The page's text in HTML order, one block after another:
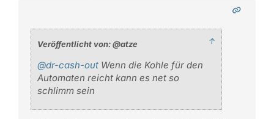
Veröffentlicht von: @atze ↑
@dr-cash-out Wenn die Kohle für den
Automaten reicht kann es net so
schlimm sein